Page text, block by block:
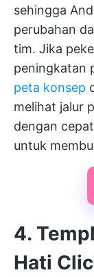
sehingga
perubahan
tim. Jika
peningkatan
peta konsep
melihat jalur
dengan
untuk
4.
Hati